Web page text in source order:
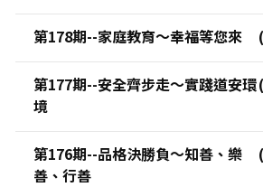
第178期--家庭教育～幸福等您來
第177期--安全齊步走～實踐道安環
境
第176期--品格決勝負～知善、樂
善、行善